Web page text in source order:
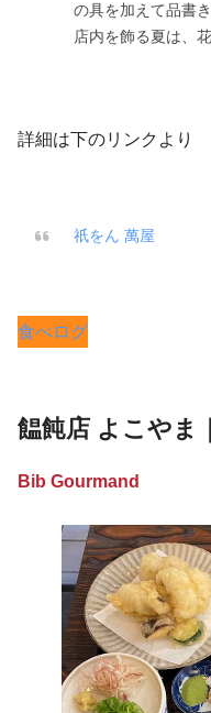
の具を加えて品書
店内を飾る夏は、
詳細は下のリンクより
祇をん 萬屋
食べログ
饂飩店 よこやま
Bib Gourmand